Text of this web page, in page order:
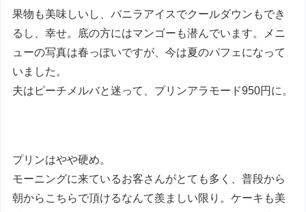
果物も美味しいし、バニラアイスでクールダウンもでき
るし、幸せ。底の方にはマンゴーも潜んでいます。メニ
ューの写真は春っぽいですが、今は夏のパフェになって
いました。
夫はピーチメルバと迷って、プリンアラモード950円に。
プリンはやや硬め。
モーニングに来ているお客さんがとても多く、普段から
朝からこちらで頂けるなんて羨ましい限り。ケーキも美